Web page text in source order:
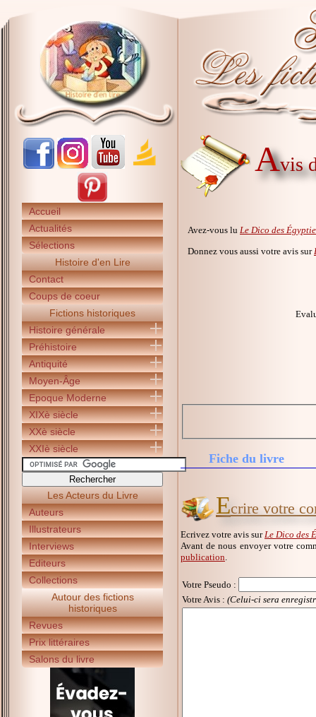
Accueil
Actualités
Sélections
Histoire d'en Lire
Contact
Coups de coeur
Fictions historiques
Histoire générale
Préhistoire
Antiquité
Moyen-Âge
Epoque Moderne
XIXè siècle
XXè siècle
XXIè siècle
Les Acteurs du Livre
Auteurs
Illustrateurs
Interviews
Editeurs
Collections
Autour des fictions
historiques
Revues
Prix littéraires
Salons du livre
Avis
Avez-vous lu Le Dico des
Donnez vous aussi votre avis sur
Fiche du livre
Ecrire votre
Ecrivez votre avis sur Le Dico des
Avant de nous envoyer votre
publication
Votre Pseudo :
Votre Avis : (Celui-ci sera